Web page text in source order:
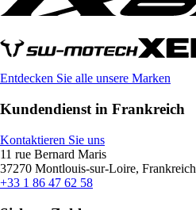
Entdecken Sie alle unsere Marken
Kundendienst in Frankreich
Kontaktieren Sie uns
11 rue Bernard Maris
37270 Montlouis-sur-Loire, Frankreich
+33 1 86 47 62 58